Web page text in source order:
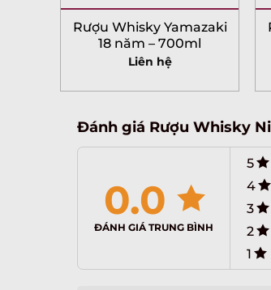
Rượu Whisky Yamazaki
18 năm – 700ml
Liên hệ
Đánh giá Rượu Whisky
0.0
ĐÁNH GIÁ TRUNG BÌNH
5
4
3
2
1